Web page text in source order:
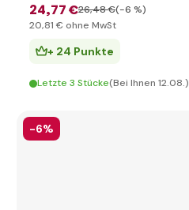
24,77 €26,48 €(-6 %)
20,81 € ohne MwSt
+ 24 Punkte
Letzte 3 Stücke(Bei Ihnen 12.08.)
-6%